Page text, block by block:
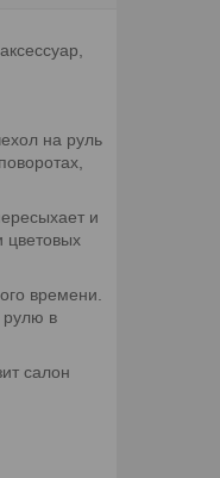
на руль
и
цветовых
времени.
рулю в
салон